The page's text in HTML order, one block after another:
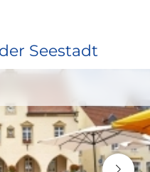
Seestadt